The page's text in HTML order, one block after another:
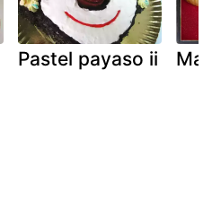
Pastel payaso ii